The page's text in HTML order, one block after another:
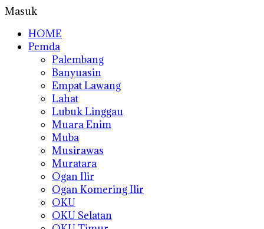
Masuk
HOME
Pemda
Palembang
Banyuasin
Empat Lawang
Lahat
Lubuk Linggau
Muara Enim
Muba
Musirawas
Muratara
Ogan Ilir
Ogan Komering Ilir
OKU
OKU Selatan